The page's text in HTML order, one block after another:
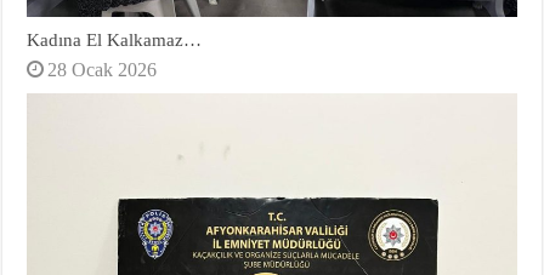
Kadına El Kalkamaz…
28 Ocak 2026